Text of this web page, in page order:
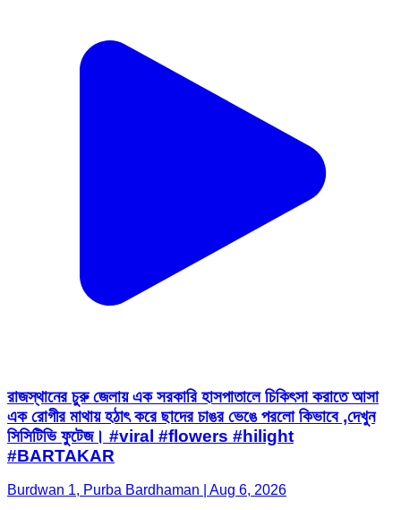
রাজস্থানের চুরু জেলায় এক সরকারি হাসপাতালে চিকিৎসা করাতে আসা
এক রোগীর মাথায় হঠাৎ করে ছাদের চাঙর ভেঙে পরলো কিভাবে ,দেখুন
সিসিটিভি ফুটেজ। #viral #flowers #hilight
#BARTAKAR
Burdwan 1, Purba Bardhaman | Aug 6, 2026